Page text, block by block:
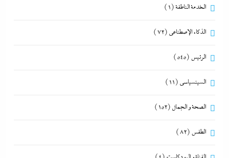
الخدمة الناطقة(1)
الذكاء الإصطناعي (72)
الرئيس (545)
السينسياسي (11)
الصحة و الجمال (152)
الطقس (82)